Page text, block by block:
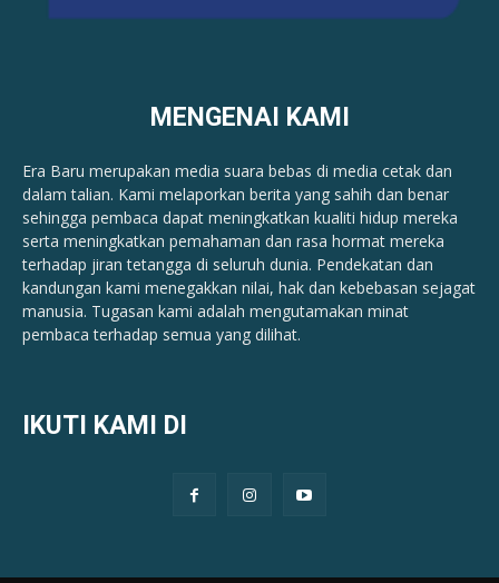
MENGENAI KAMI
Era Baru merupakan media suara bebas di media cetak dan
dalam talian. Kami melaporkan berita yang sahih dan benar ​​
sehingga pembaca dapat meningkatkan kualiti hidup mereka
serta meningkatkan pemahaman dan rasa hormat mereka
terhadap jiran tetangga di seluruh dunia. Pendekatan dan
kandungan kami menegakkan nilai, hak dan kebebasan sejagat
manusia. Tugasan kami adalah mengutamakan minat
pembaca terhadap semua yang dilihat.
IKUTI KAMI DI